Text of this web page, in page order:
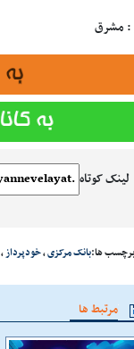
: مشرق
لینک کوتاه
برچسب ها:بانک مرکزی،خودپرداز،
مرتبط ها